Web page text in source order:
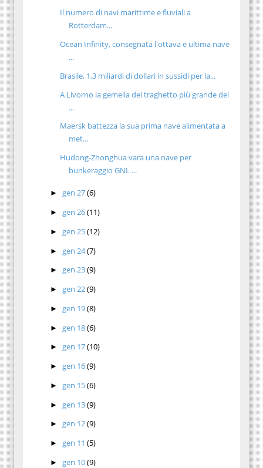
Il numero di navi marittime e fluviali a
Rotterdam...
Ocean Infinity, consegnata l'ottava e ultima nave
...
Brasile, 1,3 miliardi di dollari in sussidi per la...
A Livorno la gemella del traghetto più grande del
...
Maersk battezza la sua prima nave alimentata a
met...
Hudong-Zhonghua vara una nave per
bunkeraggio GNL ...
► gen 27(6)
► gen 26(11)
► gen 25(12)
► gen 24(7)
► gen 23(9)
► gen 22(9)
► gen 19(8)
► gen 18(6)
► gen 17(10)
► gen 16(9)
► gen 15(6)
► gen 13(9)
► gen 12(9)
► gen 11(5)
► gen 10(9)